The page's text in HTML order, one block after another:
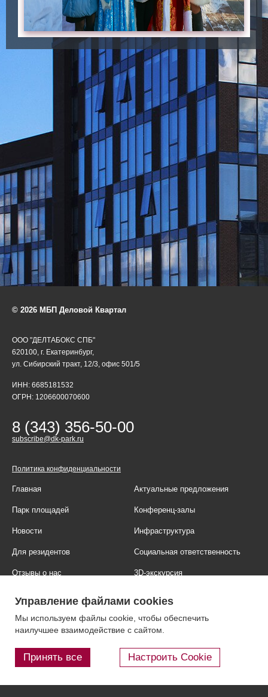
© 2026 МБП Деловой Квартал
ООО "ДЕЛТАБОКС СПБ"
620100, г. Екатеринбург,
ул. Сибирский тракт, 12/3, офис 501/5
ИНН: 6685181532
ОГРН: 1206600070600
8 (343) 356-50-00
subscribe@dk-park.ru
Политика конфиденциальности
Главная Актуальные предложения
Парк площадей Конференц-залы
Новости Инфраструктура
Для резидентов Социальная ответственность
Отзывы о нас 3D-экскурсия
Контакты Блог
Управление файлами cookies
Мы используем файлы cookie, чтобы обеспечить
наилучшее взаимодействие с сайтом.
Принять все Настроить Cookie